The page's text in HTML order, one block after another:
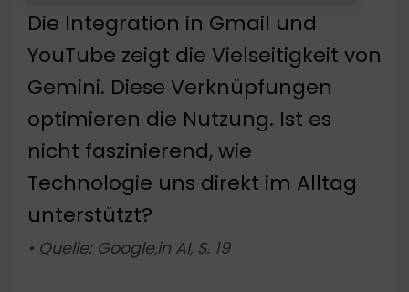
Die Integration in Gmail und
YouTube zeigt die Vielseitigkeit von
Gemini. Diese Verknüpfungen
optimieren die Nutzung. Ist es
nicht faszinierend, wie
Technologie uns direkt im Alltag
unterstützt?
• Quelle: Google,in AI, S. 19